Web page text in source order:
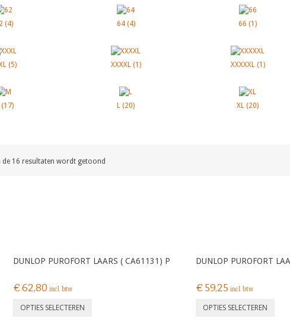
(4) 64 (4) 66(1)
(5) XXXXL (1) XXXXXL (1)
(17) L(20) XL(20)
de 16 resultaten wordt getoond
DUNLOP PUROFORT LAARS ( CA61131) P
€62,80 incl. btw
OPTIES SELECTEREN
DUNLOP PUROFORT
€ 59,25 incl. btw
OPTIES SELECTEREN